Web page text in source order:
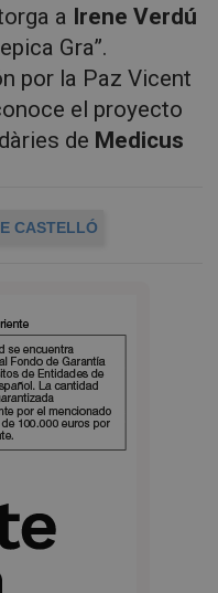
a Irene Verdú
Gra”.
por la Paz Vicent
el proyecto
de Medicus
CASTELLÓ